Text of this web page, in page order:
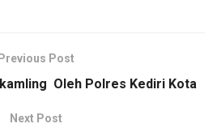
Previous Post
Oleh Polres Kediri Kota
Next Post